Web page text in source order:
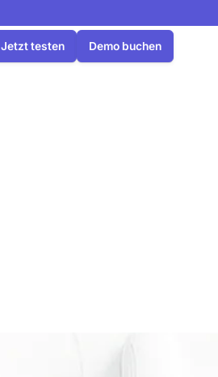
Jetzt testen Demo buchen